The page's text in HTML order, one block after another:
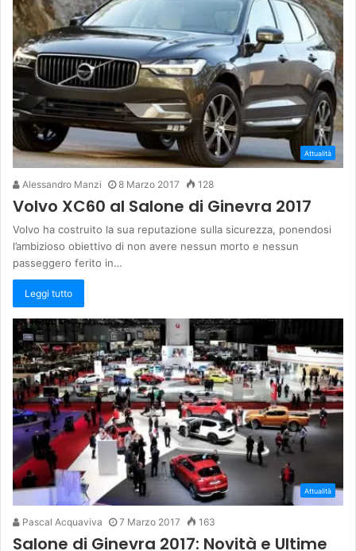
Attualità
Alessandro Manzi 8 Marzo 2017 128
Volvo XC60 al Salone di Ginevra 2017
Volvo ha costruito la sua reputazione sulla sicurezza, ponendosi
l’ambizioso obiettivo di non avere nessun morto e nessun
passeggero ferito in…
Leggi tutto
Attualità
Pascal Acquaviva 7 Marzo 2017 163
Salone di Ginevra 2017: Novità e Ultime